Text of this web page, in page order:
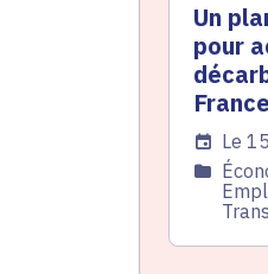
Un
pour
France
Date
Le